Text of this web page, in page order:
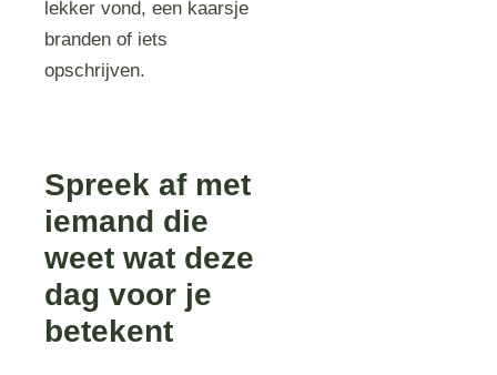
lekker vond, een kaarsje
branden of iets
opschrijven.
Spreek af met
iemand die
weet wat deze
dag voor je
betekent